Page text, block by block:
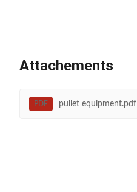
Attachements
PDF pullet equipment.pdf